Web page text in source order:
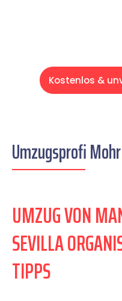
Kostenlos &
Umzugsprofi
UMZUG VON
SEVILLA
TIPPS